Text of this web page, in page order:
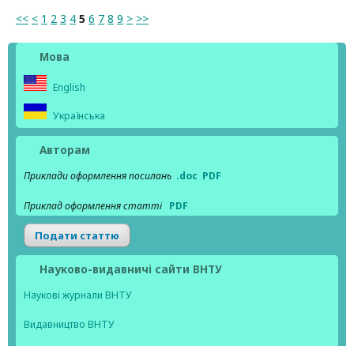
<< < 1 2 3 4 5 6 7 8 9 > >>
Мова
English
Українська
Авторам
Приклади оформлення посилань .doc PDF
Приклад оформлення статті PDF
Подати статтю
Науково-видавничі сайти ВНТУ
Наукові журнали ВНТУ
Видавництво ВНТУ